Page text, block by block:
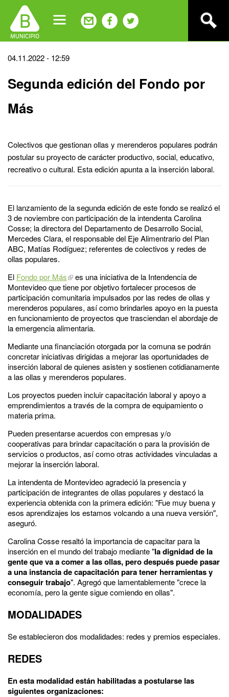
navigation
Back
top
04.11.2022 - 12:59
Segunda edición del Fondo por
Más
Colectivos que gestionan ollas y merenderos populares podrán
postular su proyecto de carácter productivo, social, educativo,
recreativo o cultural. Esta edición apunta a la inserción laboral.
El lanzamiento de la segunda edición de este fondo se realizó el
3 de noviembre con participación de la intendenta Carolina
Cosse; la directora del Departamento de Desarrollo Social,
Mercedes Clara, el responsable del Eje Alimentrario del Plan
ABC, Matías Rodíguez; referentes de colectivos y redes de
ollas populares.
El Fondo por Más
es una iniciativa de la Intendencia de
Montevideo que tiene por objetivo fortalecer procesos de
participación comunitaria impulsados por las redes de ollas y
merenderos populares, así como brindarles apoyo en la puesta
en funcionamiento de proyectos que trasciendan el abordaje de
la emergencia alimentaria.
Mediante una financiación otorgada por la comuna se podrán
concretar iniciativas dirigidas a mejorar las oportunidades de
inserción laboral de quienes asisten y sostienen cotidianamente
a las ollas y merenderos populares.
Los proyectos pueden incluir capacitación laboral y apoyo a
emprendimientos a través de la compra de equipamiento o
materia prima.
Pueden presentarse acuerdos con empresas y/o
cooperativas para brindar capacitación o para la provisión de
servicios o productos, así como otras actividades vinculadas a
mejorar la inserción laboral.
La intendenta de Montevideo agradeció la presencia y
participación de integrantes de ollas populares y destacó la
experiencia obtenida con la primera edición: "Fue muy buena y
esos aprendizajes los estamos volcando a una nueva versión",
aseguró.
Carolina Cosse resaltó la importancia de capacitar para la
inserción en el mundo del trabajo mediante "la dignidad de la
gente que va a comer a las ollas, pero después puede pasar
a una instancia de capacitación para tener herramientas y
conseguir trabajo". Agregó que lamentablemente "crece la
economía, pero la gente sigue comiendo en ollas".
MODALIDADES
Se establecieron dos modalidades: redes y premios especiales.
REDES
En esta modalidad están habilitadas a postularse las
siguientes organizaciones: